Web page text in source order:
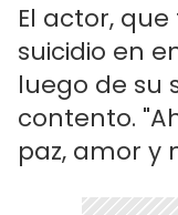
El actor,
suicidio en
luego de su
contento.
paz, amor y